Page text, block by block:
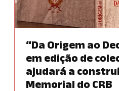
“Da Origem ao
em edição de
ajudará a
Memorial do CRB